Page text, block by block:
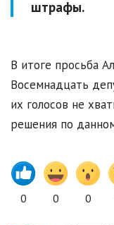
штрафы.
В итоге просьба
Восемнадцать
их голосов не
решения по
0 0 0